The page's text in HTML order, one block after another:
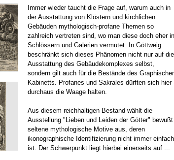
Immer wieder taucht die Frage auf, warum auch in
der Ausstattung von Klöstern und kirchlichen
Gebäuden mythologisch-profane Themen so
zahlreich vertreten sind, wo man diese doch eher in
Schlössern und Galerien vermutet. In Göttweig
beschränkt sich dieses Phänomen nicht nur auf die
Ausstattung des Gebäudekomplexes selbst,
sondern gilt auch für die Bestände des
Kabinetts. Profanes und Sakrales dürften sich hier
durchaus die Waage halten.
Aus diesem reichhaltigen Bestand wählt die
Ausstellung "Lieben und Leiden der Götter" bewußt
seltene mythologische Motive aus, deren
ikonographische Identifizierung nicht immer einfach
ist. Der Schwerpunkt liegt hierbei einerseits auf ...